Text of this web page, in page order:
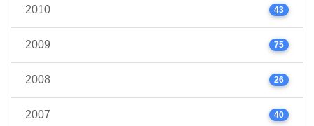
2010 43
2009 75
2008 26
2007 40